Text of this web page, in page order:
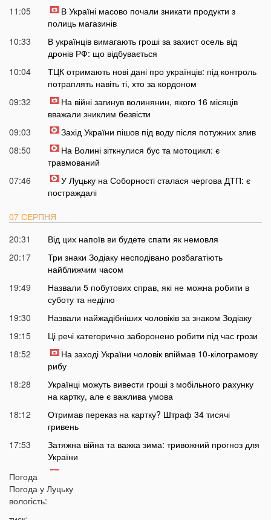
11:05
В Україні масово почали зникати продукти з
полиць магазинів
10:33
В українців вимагають гроші за захист осель від
дронів РФ: що відбувається
10:04
ТЦК отримають нові дані про українців: під контроль
потраплять навіть ті, хто за кордоном
09:32
На війні загинув волинянин, якого 16 місяців
вважали зниклим безвісти
09:03
Захід України пішов під воду після потужних злив
08:50
На Волині зіткнулися бус та мотоцикл: є
травмований
07:46
У Луцьку на Соборності сталася чергова ДТП: є
постраждалі
07 СЕРПНЯ
20:31
Від цих напоїв ви будете спати як немовля
20:17
Три знаки Зодіаку несподівано розбагатіють
найближчим часом
19:49
Назвали 5 побутових справ, які не можна робити в
суботу та неділю
19:30
Назвали найжадібніших чоловіків за знаком Зодіаку
19:15
Ці речі категорично заборонено робити під час грози
18:52
На заході України чоловік впіймав 10-кілограмову
рибу
18:28
Українці можуть вивести гроші з мобільного рахунку
на картку, але є важлива умова
18:12
Отримав переказ на картку? Штраф 34 тисячі
гривень
17:53
Затяжна війна та важка зима: тривожний прогноз для
України
17:36
присутності поліції
17:11
Погода
Погода у Луцьку
вологість: